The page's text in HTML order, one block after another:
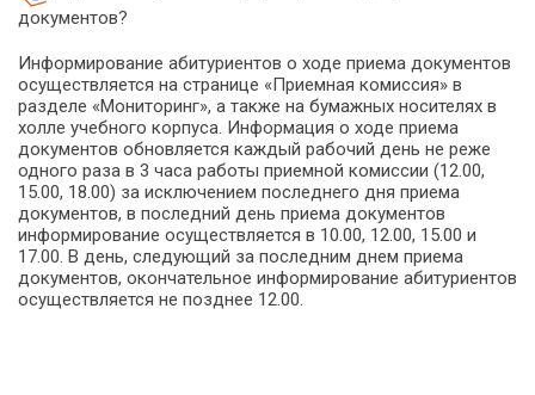
документов?
Информирование абитуриентов о ходе приема документов
осуществляется на странице «Приемная комиссия» в
разделе «Мониторинг», а также на бумажных носителях в
холле учебного корпуса. Информация о ходе приема
документов обновляется каждый рабочий день не реже
одного раза в 3 часа работы приемной комиссии (12.00,
15.00, 18.00) за исключением последнего дня приема
документов, в последний день приема документов
информирование осуществляется в 10.00, 12.00, 15.00 и
17.00. В день, следующий за последним днем приема
документов, окончательное информирование абитуриентов
осуществляется не позднее 12.00.